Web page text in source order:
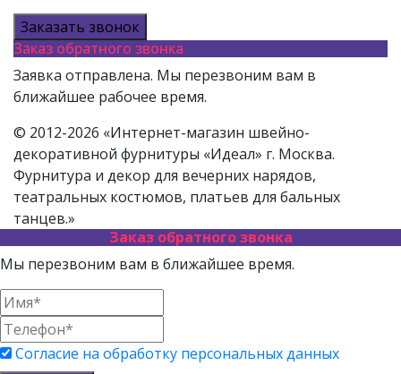
Заказать звонок
Заказ обратного звонка
Заявка отправлена. Мы перезвоним вам в
ближайшее рабочее время.
© 2012-2026 «Интернет-магазин швейно-
декоративной фурнитуры «Идеал» г. Москва.
Фурнитура и декор для вечерних нарядов,
театральных костюмов, платьев для бальных
танцев.»
Заказ обратного звонка
Мы перезвоним вам в ближайшее время.
Согласие на обработку персональных данных